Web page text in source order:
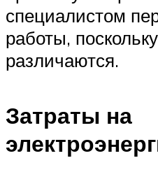
специалистом
работы,
различаются.
Затраты на